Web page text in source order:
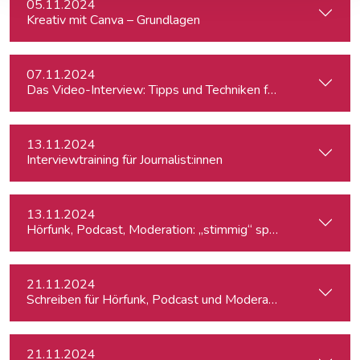
05.11.2024
Kreativ mit Canva – Grundlagen
07.11.2024
Das Video-Interview: Tipps und Techniken für TV und Web
13.11.2024
Interviewtraining für Journalist:innen
13.11.2024
Hörfunk, Podcast, Moderation: „stimmig“ sprechen
21.11.2024
Schreiben für Hörfunk, Podcast und Moderation
21.11.2024